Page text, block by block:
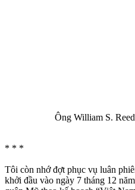
Ông William S.
* * *
Tôi còn nhớ đợt phục vụ luân
khởi đầu vào ngày 7 tháng 12